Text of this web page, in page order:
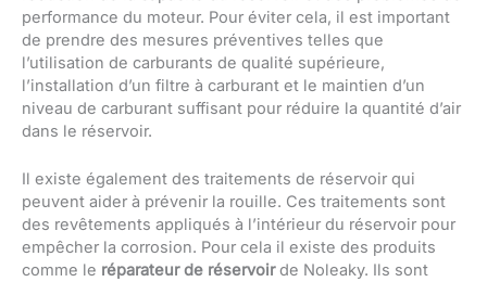
performance du moteur. Pour éviter cela, il est important
de prendre des mesures préventives telles que
l’utilisation de carburants de qualité supérieure,
l’installation d’un filtre à carburant et le maintien d’un
niveau de carburant suffisant pour réduire la quantité d’air
dans le réservoir.
Il existe également des traitements de réservoir qui
peuvent aider à prévenir la rouille. Ces traitements sont
des revêtements appliqués à l’intérieur du réservoir pour
empêcher la corrosion. Pour cela il existe des produits
comme le réparateur de réservoirde Noleaky. Ils sont